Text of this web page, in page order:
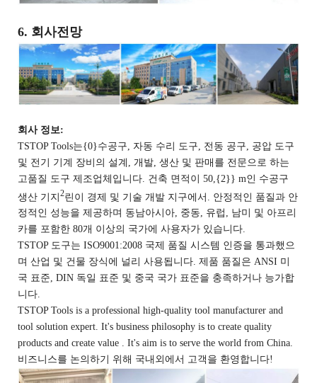
6. 회사전망
회사 정보:
TSTOP Tools는{0}수공구, 자동 수리 도구, 전동 공구, 공압 도구
및 전기 기계 장비의 설계, 개발, 생산 및 판매를 전문으로 하는
고품질 도구 제조업체입니다. 건축 면적이 50,{2}} m인 수공구
생산 기지2린이 경제 및 기술 개발 지구에서. 안정적인 품질과 안
정적인 성능을 제공하며 동남아시아, 중동, 유럽, 남미 및 아프리
카를 포함한 80개 이상의 국가에 사용자가 있습니다.
TSTOP 도구는 ISO9001:2008 국제 품질 시스템 인증을 통과했으
며 산업 및 건물 장식에 널리 사용됩니다. 제품 품질은 ANSI 미
국 표준, DIN 독일 표준 및 중국 국가 표준을 충족하거나 능가합
니다.
TSTOP Tools is a professional high-quality tool manufacturer and
tool solution expert. It's business philosophy is to create quality
products and create value . It's aim is to serve the world from China.
비즈니스를 논의하기 위해 국내외에서 고객을 환영합니다!